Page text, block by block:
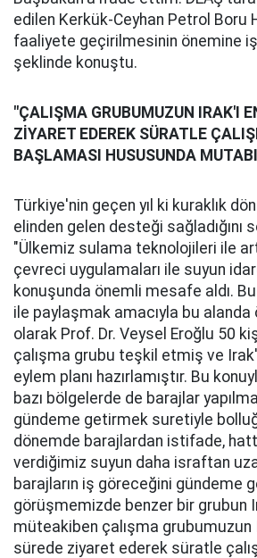
edilen Kerkük-Ceyhan Petrol Boru
faaliyete geçirilmesinin önemine
şeklinde konuştu.
"ÇALIŞMA GRUBUMUZUN IRAK'I
ZİYARET EDEREK SÜRATLE
BAŞLAMASI HUSUSUNDA
Türkiye'nin geçen yıl ki kuraklık
elinden gelen desteği sağladığını
"Ülkemiz sulama teknolojileri ile
çevreci uygulamaları ile suyun
konuşunda önemli mesafe aldı.
ile paylaşmak amacıyla bu
olarak Prof. Dr. Veysel Eroğlu 50
çalışma grubu teşkil etmiş ve
eylem planı hazırlamıştır. Bu
bazı bölgelerde de barajlar
gündeme getirmek suretiyle
dönemde barajlardan istifade,
verdiğimiz suyun daha israftan
barajların iş göreceğini gündeme
görüşmemizde benzer bir grubun
müteakiben çalışma grubumuzun
sürede ziyaret ederek süratle